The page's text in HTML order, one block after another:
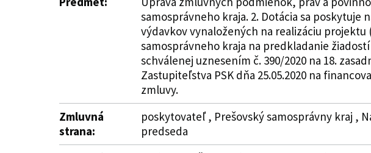
samosprávneho kraja. 2. Dotácia sa
výdavkov vynaložených na realizáciu projektu
samosprávneho kraja na predkladanie
schválenej uznesením č. 390/2020 na 18.
Zastupiteľstva PSK dňa 25.05.2020 na
zmluvy.
Zmluvná
strana:
poskytovateľ , Prešovský samosprávny kraj ,
predseda